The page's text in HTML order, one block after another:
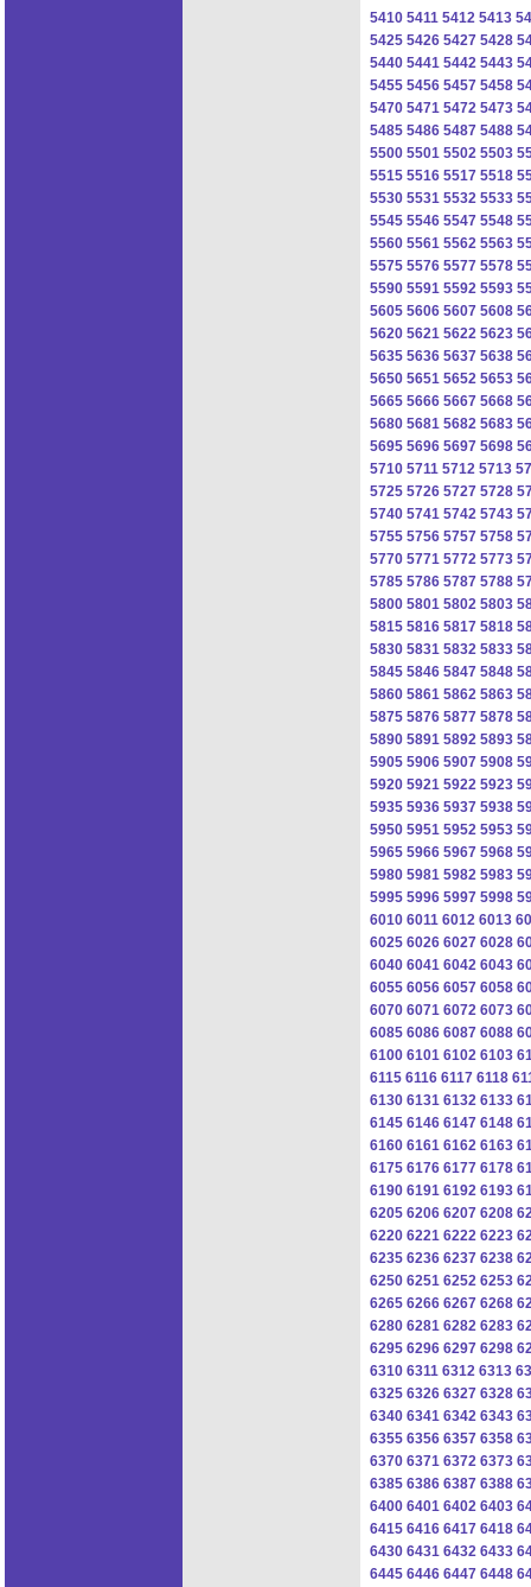
5410 5411 5412 5413
5425 5426 5427 5428
5440 5441 5442 5443
5455 5456 5457 5458
5470 5471 5472 5473
5485 5486 5487 5488
5500 5501 5502 5503
5515 5516 5517 5518
5530 5531 5532 5533
5545 5546 5547 5548
5560 5561 5562 5563
5575 5576 5577 5578
5590 5591 5592 5593
5605 5606 5607 5608
5620 5621 5622 5623
5635 5636 5637 5638
5650 5651 5652 5653
5665 5666 5667 5668
5680 5681 5682 5683
5695 5696 5697 5698
5710 5711 5712 5713
5725 5726 5727 5728
5740 5741 5742 5743
5755 5756 5757 5758
5770 5771 5772 5773
5785 5786 5787 5788
5800 5801 5802 5803
5815 5816 5817 5818
5830 5831 5832 5833
5845 5846 5847 5848
5860 5861 5862 5863
5875 5876 5877 5878
5890 5891 5892 5893
5905 5906 5907 5908
5920 5921 5922 5923
5935 5936 5937 5938
5950 5951 5952 5953
5965 5966 5967 5968
5980 5981 5982 5983
5995 5996 5997 5998
6010 6011 6012 6013
6025 6026 6027 6028
6040 6041 6042 6043
6055 6056 6057 6058
6070 6071 6072 6073
6085 6086 6087 6088
6100 6101 6102 6103
6115 6116 6117 6118
6130 6131 6132 6133
6145 6146 6147 6148
6160 6161 6162 6163
6175 6176 6177 6178
6190 6191 6192 6193
6205 6206 6207 6208
6220 6221 6222 6223
6235 6236 6237 6238
6250 6251 6252 6253
6265 6266 6267 6268
6280 6281 6282 6283
6295 6296 6297 6298
6310 6311 6312 6313
6325 6326 6327 6328
6340 6341 6342 6343
6355 6356 6357 6358
6370 6371 6372 6373
6385 6386 6387 6388
6400 6401 6402 6403
6415 6416 6417 6418
6430 6431 6432 6433
6445 6446 6447 6448